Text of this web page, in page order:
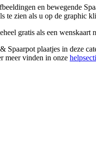
en bewegende
te zien als u op de graphic
gratis als een
Spaarpot plaatjes in deze
meer vinden in onze